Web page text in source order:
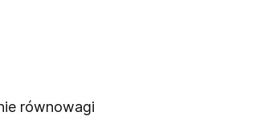
równowagi